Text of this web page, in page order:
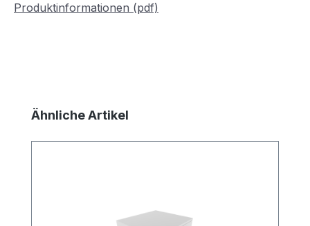
Produktinformationen (pdf)
Produktgalerie überspringen
Ähnliche Artikel